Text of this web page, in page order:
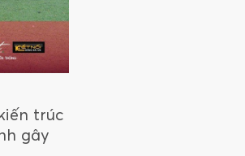
trúc
gây